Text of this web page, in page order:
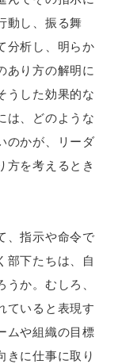
動し、振る舞
分析し、明らか
あり方の解明に
うした効果的な
は、どのような
のかが、リーダ
方を考えるとき
、指示や命令で
部下たちは、自
か。むしろ、
ていると表現す
ムや組織の目標
きに仕事に取り